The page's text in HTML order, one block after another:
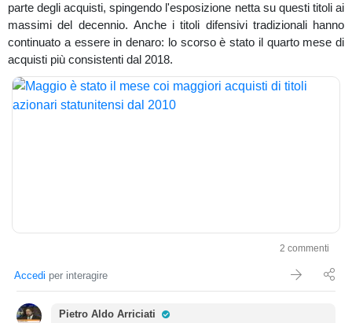
parte degli acquisti, spingendo l'esposizione netta su questi titoli ai
massimi del decennio. Anche i titoli difensivi tradizionali hanno
continuato a essere in denaro: lo scorso è stato il quarto mese di
acquisti più consistenti dal 2018.
2 commenti
Accedi per interagire
Pietro Aldo Arriciati